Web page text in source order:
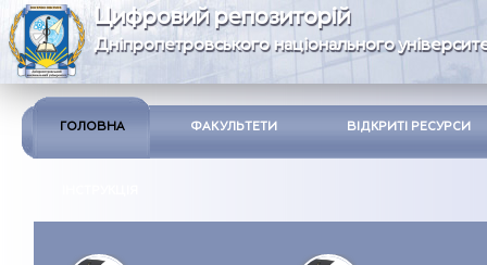
Цифровий репозиторій
Дніпропетровського національного
ГОЛОВНА ФАКУЛЬТЕТИ ВІДКРИТІ РЕСУРСИ